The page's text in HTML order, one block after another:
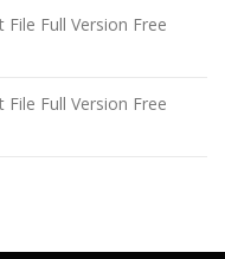
File Full Version Free
File Full Version Free